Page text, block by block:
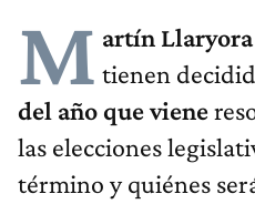
M artín
tienen
del año que viene
las elecciones
término y quiénes